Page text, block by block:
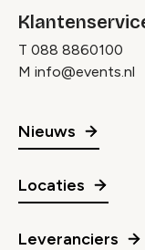
T 088 8860100
M info@events.nl
Nieuws
Locaties
Leveranciers